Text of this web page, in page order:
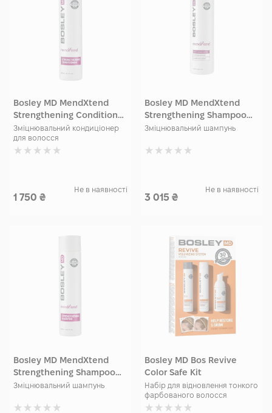
Bosley MD MendXtend
Strengthening Conditioner
300 мл
Зміцнювальний кондиціонер
для волосся
1 750 ₴
Не в наявності
Bosley MD MendXtend
Strengthening Shampoo
1000 мл
Зміцнювальний шампунь
3 015 ₴
Не в наявності
Bosley MD MendXtend
Strengthening Shampoo
300 мл
Зміцнювальний шампунь
Bosley MD Bos Revive
Color Safe Kit
Набір для відновлення тонкого
фарбованого волосся